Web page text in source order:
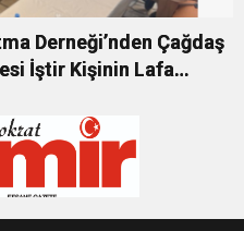
Derneği’nden Çağdaş
İştir Kişinin Lafa